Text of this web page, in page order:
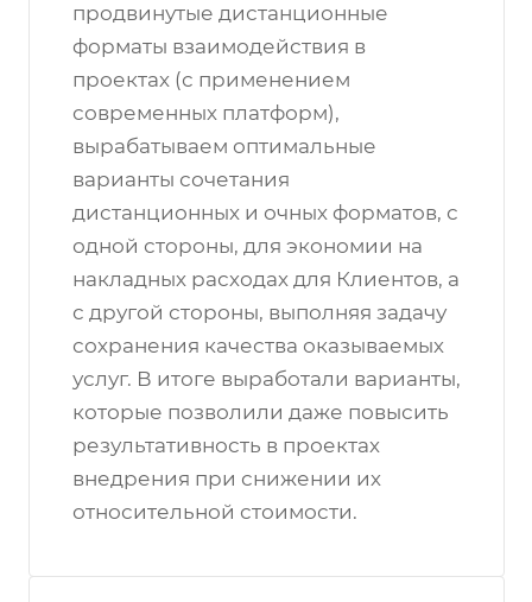
продвинутые дистанционные
форматы взаимодействия в
проектах (с применением
современных платформ),
вырабатываем оптимальные
варианты сочетания
дистанционных и очных форматов, с
одной стороны, для экономии на
накладных расходах для Клиентов, а
с другой стороны, выполняя задачу
сохранения качества оказываемых
услуг. В итоге выработали варианты,
которые позволили даже повысить
результативность в проектах
внедрения при снижении их
относительной стоимости.